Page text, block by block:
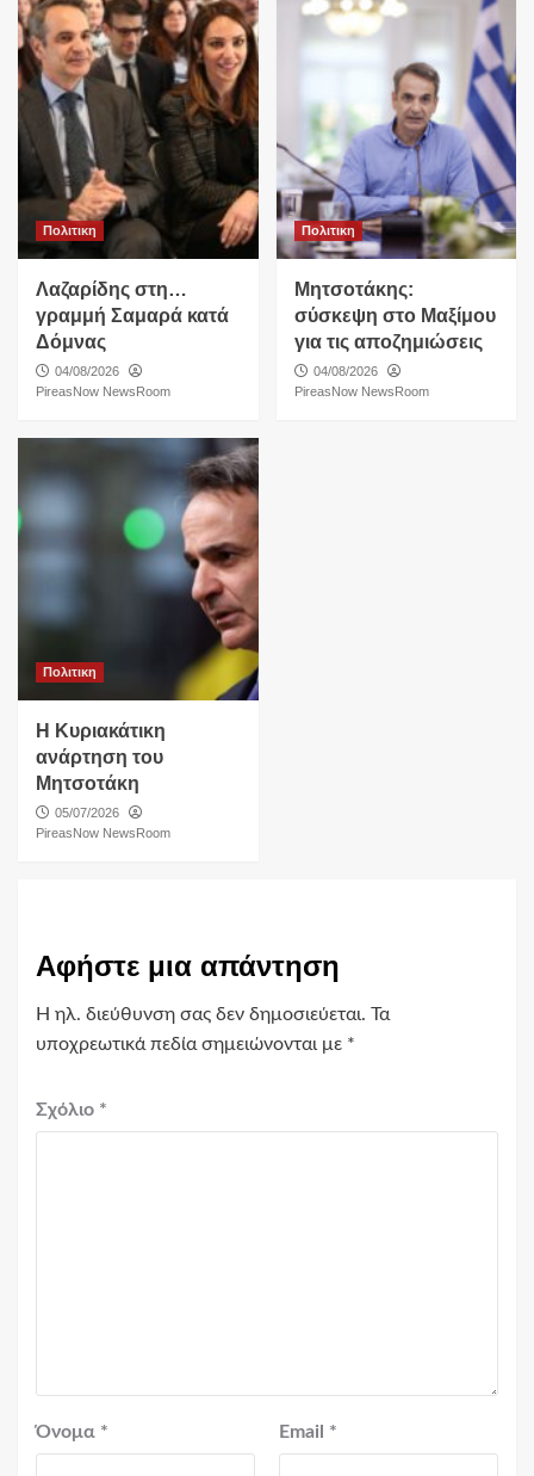
Πολιτικη
Λαζαρίδης στη…
γραμμή Σαμαρά κατά
Δόμνας
04/08/2026
PireasNow NewsRoom
Πολιτικη
Μητσοτάκης:
σύσκεψη στο Μαξίμου
για τις αποζημιώσεις
04/08/2026
PireasNow NewsRoom
Πολιτικη
Η Κυριακάτικη
ανάρτηση του
Μητσοτάκη
05/07/2026
PireasNow NewsRoom
Αφήστε μια απάντηση
Η ηλ. διεύθυνση σας δεν δημοσιεύεται. Τα
υποχρεωτικά πεδία σημειώνονται με *
Σχόλιο *
Όνομα * Email *